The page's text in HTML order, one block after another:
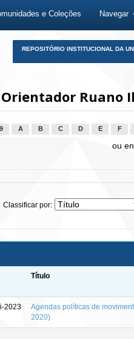
e Coleções Navegar
REPOSITÓRIO INSTITUCIONAL DA
Ruano
A B C D E F
ou
Classificar por:
Título
2023
Agendas políticas de
2020)